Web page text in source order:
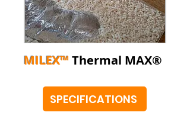
MILEX™ Thermal MAX®
SPECIFICATIONS